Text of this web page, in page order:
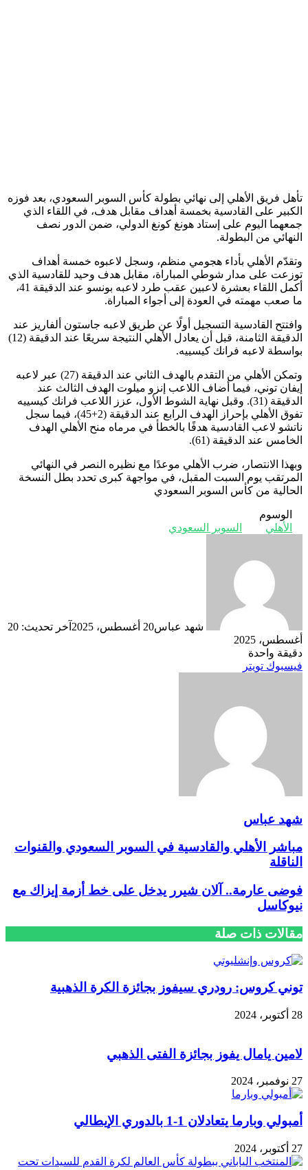
تأهل فريق الأهلي إلى نهائي بطولة كأس السوبر السعودي، بعد فوزه
الكبير على القادسية بخمسة أهداف مقابل هدف، في اللقاء الذي
جمعهما اليوم على إستاد هونغ كونغ الدولي، ضمن الدور نصف
النهائي من البطولة.
وتقدّم الأهلي بأداء هجومي منظم، وسجل لاعبوه خمسة أهداف
توزعت على مدار شوطي المباراة، مقابل هدف وحيد للقادسية الذي
أكمل اللقاء بعشرة لاعبين عقب طرد لاعبه بونسو عند الدقيقة 41،
ما صعب مهمته في العودة إلى أجواء المباراة.
وافتتح القادسية التسجيل أولًا عن طريق لاعبه جاستون ألفاريز عند
الدقيقة الثامنة، قبل أن يعادل الأهلي النتيجة سريعًا عند الدقيقة (12)
بواسطة لاعبه فرانك كيسييه.
وتمكن الأهلي من التقدم بالهدف الثاني عند الدقيقة (27) عبر لاعبه
إيفان توني، فيما أضاف اللاعب إنزو ميلوت الهدف الثالث عند
الدقيقة (31). وقبل نهاية الشوط الأول، عزز اللاعب فرانك كيسييه
تفوق الأهلي بإحراز الهدف الرابع عند الدقيقة (2+45)، فيما سجل
ناتشو لاعب القادسية هدفًا بالخطأ في مرماه منح الأهلي الهدف
الخامس عند الدقيقة (61).
وبهذا الانتصار، ضرب الأهلي موعدًا مع نظيره النصر في النهائي
المرتقب يوم السبت المقبل، في مواجهة كبرى تحدد بطل النسخة
الحالية من كأس السوبر السعودي
الوسوم
الأهلي
السوبر السعودي
شهد عباس20 أغسطس، 2025
آخر تحديث: 20
أغسطس، 2025
دقيقة واحدة
فيسبوك تويتر
شهد عباس
مباشر الأهلي والقادسية في السوبر السعودي والقنوات
الناقلة
فوضى عارمة.. آلان شيرر يدخل على خط أزمة إيزاك مع
نيوكاسل
مقالات ذات صلة
توني كروس: رودري سيفوز بجائزة الكرة الذهبية
28 أكتوبر، 2024
لامين يامال يفوز بجائزة الفتى الذهبي
27 نوفمبر، 2024
أمبولي وبارما يتعادلان 1-1 بالدوري الإيطالي
27 أكتوبر، 2024